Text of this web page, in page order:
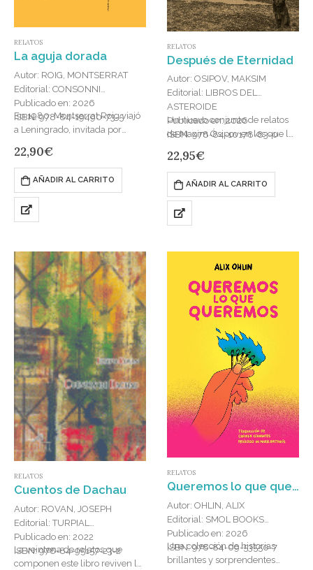
RELATOS
La aguja dorada
Autor: ROIG, MONTSERRAT
Editorial: CONSONNI
Publicado en: 2026
ISBN: 978-84-19490-73-5
En 1980, Montserrat Roig viajó
a Leningrado, invitada por
para escribir un libro sobre el
asalto que padeció la ciudad…
22,90€
AÑADIR AL CARRITO
RELATOS
Después de Eternidad
Autor: OSIPOV, MAKSIM
Editorial: LIBROS DEL
ASTEROIDE
Publicado en: 2026
ISBN: 978-84-10178-83-0
Un nuevo conjunto de relatos
de Maxim Ósipov en los que la
componen un valioso fresco de
la…
22,95€
AÑADIR AL CARRITO
RELATOS
Cuentos de Dachau
Autor: ROVAN, JOSEPH
Editorial: TURPIAL
Publicado en: 2022
ISBN: 978-84-95157-23-2
La veintena de relatos que
componen este libro reviven la
RELATOS
Queremos lo que queremos
Autor: OHLIN, ALIX
Editorial: SMOL BOOKS
Publicado en: 2026
ISBN: 978-84-09-53550-7
Una colección de historias
brillantes y sorprendentes